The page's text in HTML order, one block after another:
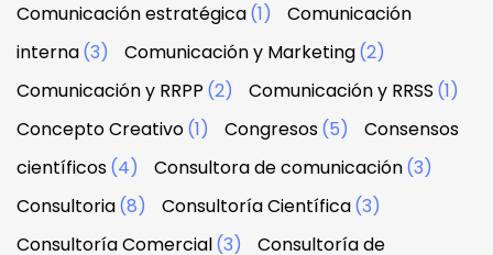
Comunicación estratégica(1)
Comunicación
interna(3) Comunicación y Marketing(2)
Comunicación y RRPP (2) Comunicación y RRSS (1)
Concepto Creativo(1) Congresos(5)
Consensos
científicos(4) Consultora de comunicación(3)
Consultoria(8) Consultoría Científica(3)
Consultoría Comercial(3) Consultoría de